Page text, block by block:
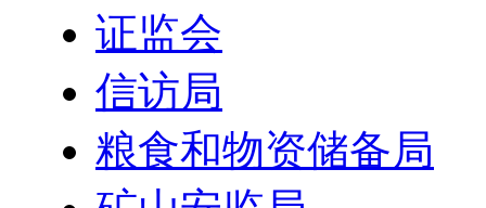
证监会
信访局
粮食和物资储备局